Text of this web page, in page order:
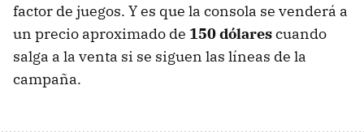
factor de juegos. Y es que la consola se venderá a
un precio aproximado de 150 dólarescuando
salga a la venta si se siguen las líneas de la
campaña.